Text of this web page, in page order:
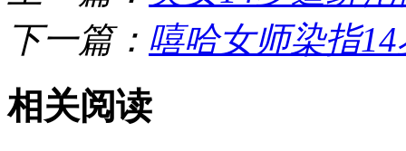
下一篇： 嘻哈女师染指
相关阅读